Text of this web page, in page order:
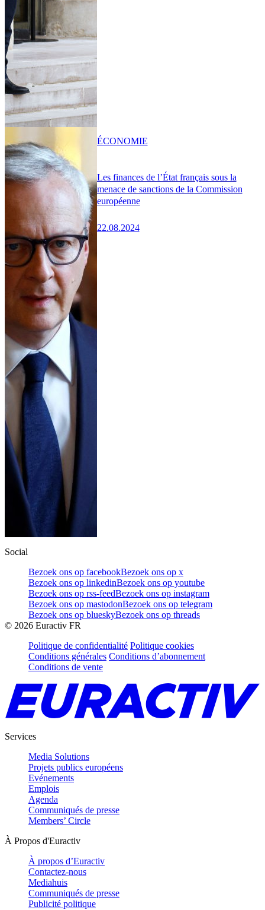
Les finances de l’État français sous la
menace de sanctions de la Commission
européenne
22.08.2024
ÉCONOMIE
Social
Bezoek ons op facebookBezoek ons op x
Bezoek ons op linkedinBezoek ons op youtube
Bezoek ons op rss-feedBezoek ons op instagram
Bezoek ons op mastodonBezoek ons op telegram
Bezoek ons op blueskyBezoek ons op threads
© 2026 Euractiv FR
Politique de confidentialité Politique cookies
Conditions générales Conditions d’abonnement
Conditions de vente
Services
Media Solutions
Projets publics européens
Evénements
Emplois
Agenda
Communiqués de presse
Members’ Circle
À Propos d'Euractiv
À propos d’Euractiv
Contactez-nous
Mediahuis
Communiqués de presse
Publicité politique